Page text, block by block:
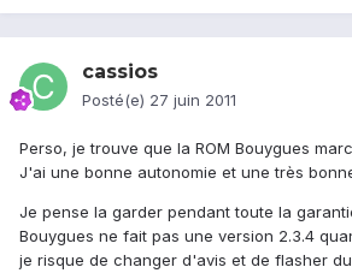
cassios
Posté(e) 27 juin 2011
Perso, je trouve que la ROM Bouygues
J'ai une bonne autonomie et une très
Je pense la garder pendant toute la
Bouygues ne fait pas une version 2.3.4
je risque de changer d'avis et de flasher